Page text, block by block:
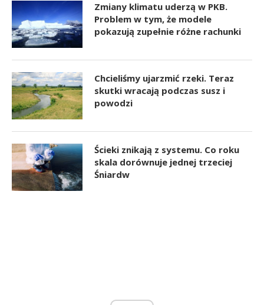
Zmiany klimatu uderzą w PKB.
Problem w tym, że modele
pokazują zupełnie różne rachunki
Chcieliśmy ujarzmić rzeki. Teraz
skutki wracają podczas susz i
powodzi
Ścieki znikają z systemu. Co roku
skala dorównuje jednej trzeciej
Śniardw